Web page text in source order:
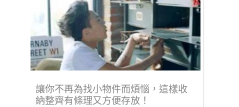
讓你不再為找小物件而煩惱，這樣收
納整齊有條理又方便存放！